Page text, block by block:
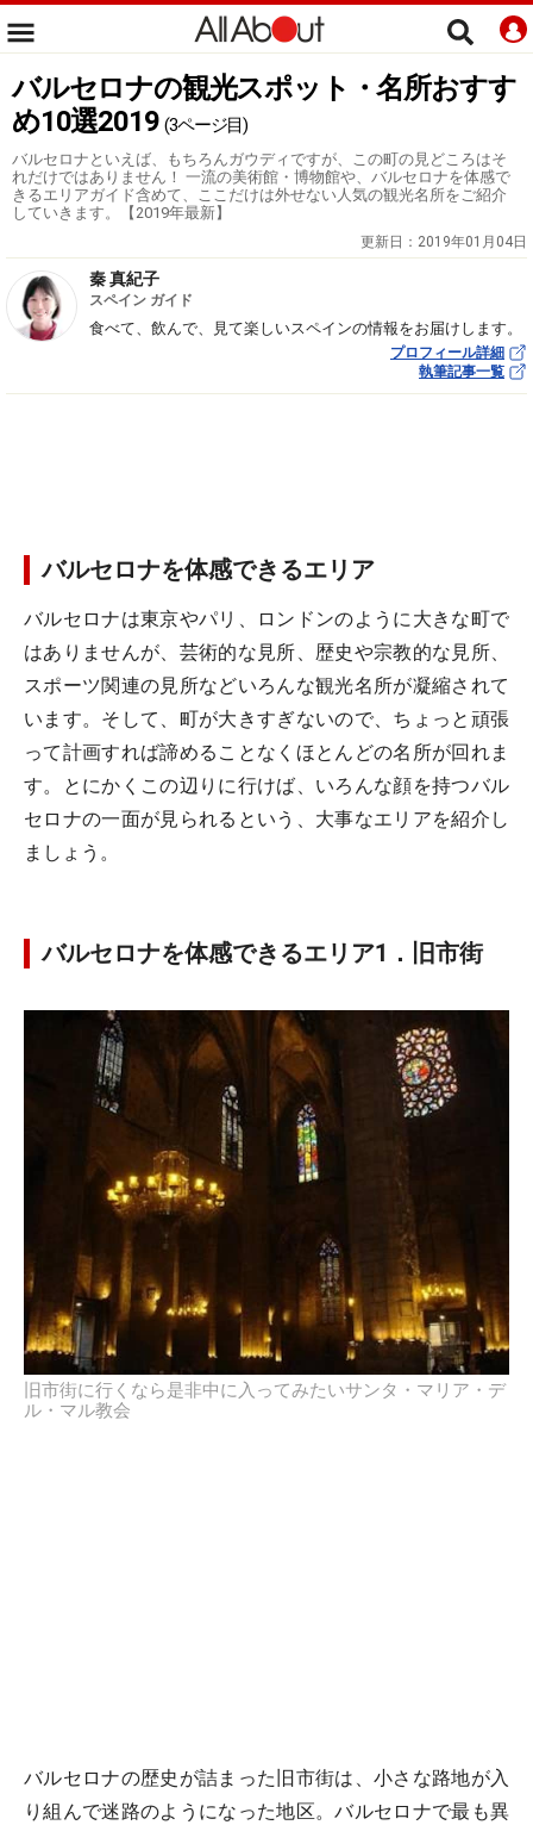
バルセロナの観光スポット・名所おすす
め10選2019 (3ページ目)
バルセロナといえば、もちろんガウディですが、この町の見どころはそ
れだけではありません！ 一流の美術館・博物館や、バルセロナを体感で
きるエリアガイド含めて、ここだけは外せない人気の観光名所をご紹介
していきます。【2019年最新】
更新日： 2019年01月04日
秦 真紀子
スペイン ガイド
食べて、飲んで、見て楽しいスペインの情報をお届けします。
プロフィール詳細
執筆記事一覧
バルセロナを体感できるエリア
バルセロナは東京やパリ、ロンドンのように大きな町で
はありませんが、芸術的な見所、歴史や宗教的な見所、
スポーツ関連の見所などいろんな観光名所が凝縮されて
います。そして、町が大きすぎないので、ちょっと頑張
って計画すれば諦めることなくほとんどの名所が回れま
す。とにかくこの辺りに行けば、いろんな顔を持つバル
セロナの一面が見られるという、大事なエリアを紹介し
ましょう。
バルセロナを体感できるエリア1．旧市街
旧市街に行くなら是非中に入ってみたいサンタ・マリア・デ
ル・マル教会
バルセロナの歴史が詰まった旧市街は、小さな路地が入
り組んで迷路のようになった地区。バルセロナで最も異